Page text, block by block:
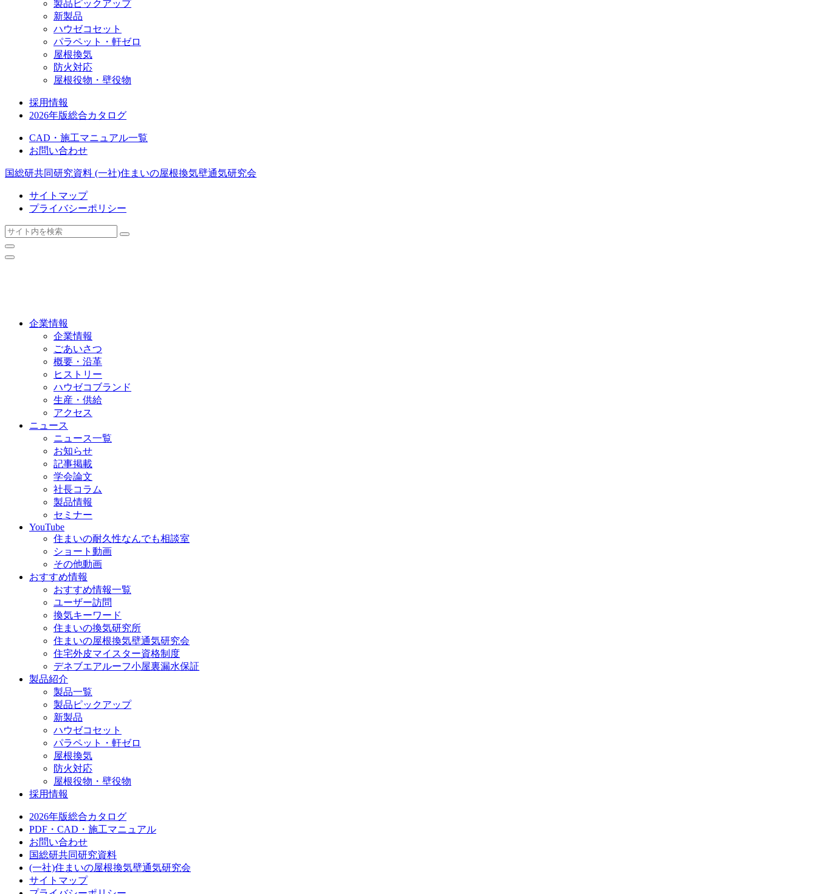
製品ピックアップ
新製品
ハウゼコセット
パラペット・軒ゼロ
屋根換気
防火対応
屋根役物・壁役物
採用情報
2026年版総合カタログ
CAD・施工マニュアル一覧
お問い合わせ
国総研共同研究資料 (一社)住まいの屋根換気壁通気研究会
サイトマップ
プライバシーポリシー
企業情報
企業情報
ごあいさつ
概要・沿革
ヒストリー
ハウゼコブランド
生産・供給
アクセス
ニュース
ニュース一覧
お知らせ
記事掲載
学会論文
社長コラム
製品情報
セミナー
YouTube
住まいの耐久性なんでも相談室
ショート動画
その他動画
おすすめ情報
おすすめ情報一覧
ユーザー訪問
換気キーワード
住まいの換気研究所
住まいの屋根換気壁通気研究会
住宅外皮マイスター資格制度
デネブエアルーフ小屋裏漏水保証
製品紹介
製品一覧
製品ピックアップ
新製品
ハウゼコセット
パラペット・軒ゼロ
屋根換気
防火対応
屋根役物・壁役物
採用情報
2026年版総合カタログ
PDF・CAD・施工マニュアル
お問い合わせ
国総研共同研究資料
(一社)住まいの屋根換気壁通気研究会
サイトマップ